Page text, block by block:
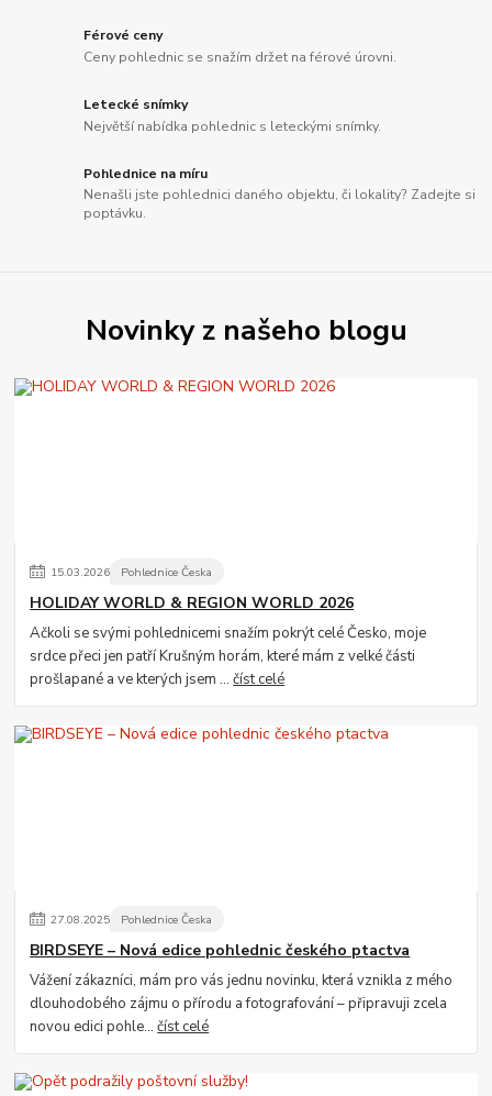
Férové ceny
Ceny pohlednic se snažím držet na férové úrovni.
Letecké snímky
Největší nabídka pohlednic s leteckými snímky.
Pohlednice na míru
Nenašli jste pohlednici daného objektu, či lokality? Zadejte si
poptávku.
Novinky z našeho blogu
15.03.2026 Pohlednice Česka
HOLIDAY WORLD & REGION WORLD 2026
Ačkoli se svými pohlednicemi snažím pokrýt celé Česko, moje
srdce přeci jen patří Krušným horám, které mám z velké části
prošlapané a ve kterých jsem ...číst celé
27.08.2025 Pohlednice Česka
BIRDSEYE – Nová edice pohlednic českého ptactva
Vážení zákazníci, mám pro vás jednu novinku, která vznikla z mého
dlouhodobého zájmu o přírodu a fotografování – připravuji zcela
novou edici pohle...číst celé